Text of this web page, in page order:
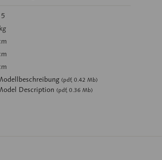
(pdf, 0.42 Mb)
Description (pdf, 0.36 Mb)